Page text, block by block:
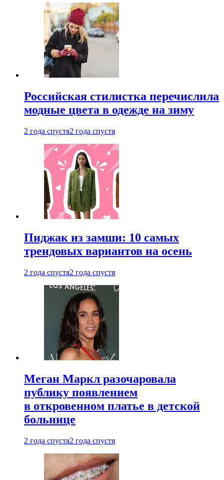
Российская стилистка перечислила
модные цвета в одежде на зиму
2 года спустя2 года спустя
Пиджак из замши: 10 самых
трендовых вариантов на осень
2 года спустя2 года спустя
Меган Маркл разочаровала
публику появлением
в откровенном платье в детской
больнице
2 года спустя2 года спустя